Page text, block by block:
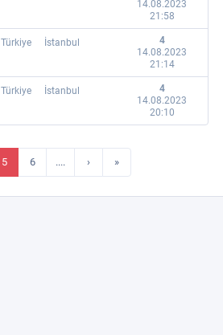
14.08.2023
21:58
Türkiye İstanbul
4
14.08.2023
21:14
Türkiye İstanbul
4
14.08.2023
20:10
5 6 .... › »